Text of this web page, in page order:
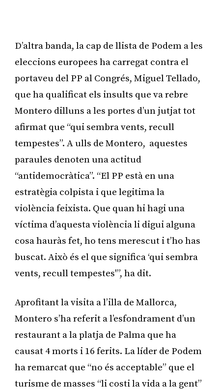
D’altra banda, la cap de llista de Podem a les
eleccions europees ha carregat contra el
portaveu del PP al Congrés, Miguel Tellado,
que ha qualificat els insults que va rebre
Montero dilluns a les portes d’un jutjat tot
afirmat que “qui sembra vents, recull
tempestes”. A ulls de Montero, aquestes
paraules denoten una actitud
“antidemocràtica”. “El PP està en una
estratègia colpista i que legitima la
violència feixista. Que quan hi hagi una
víctima d’aquesta violència li digui alguna
cosa hauràs fet, ho tens merescut i t’ho has
buscat. Això és el que significa ‘qui sembra
vents, recull tempestes'”, ha dit.
Aprofitant la visita a l’illa de Mallorca,
Montero s’ha referit a l’esfondrament d’un
restaurant a la platja de Palma que ha
causat 4 morts i 16 ferits. La líder de Podem
ha remarcat que “no és acceptable” que el
turisme de masses “li costi la vida a la gent”